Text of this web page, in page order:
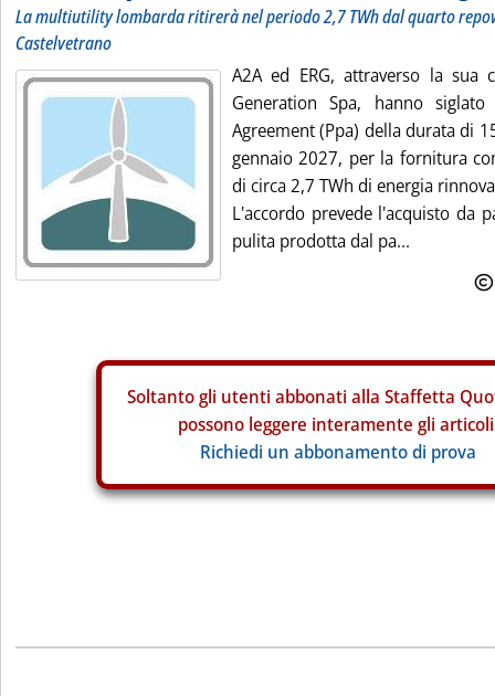
La multiutility lombarda ritirerà nel periodo 2,7 TWh dal quarto
Castelvetrano
A2A ed ERG, attraverso la sua
Generation Spa, hanno
Agreement (Ppa) della durata di
gennaio 2027, per la fornitura
di circa 2,7 TWh di energia
L'accordo prevede l'acquisto da
pulita prodotta dal pa...
Soltanto gli utenti abbonati alla Staffetta
possono leggere interamente gli
Richiedi un abbonamento di prova